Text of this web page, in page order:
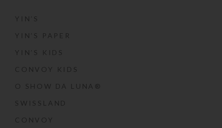
YIN’S
YIN’S PAPER
YIN’S KIDS
CONVOY KIDS
O SHOW DA LUNA®
SWISSLAND
CONVOY